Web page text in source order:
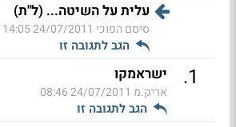
עלית על השיטה... (ל"ת)
סיסם הפוכי 24/07/2011 14:05
הגב לתגובה זו
1
. ישראמקו
אריק.מ 24/07/2011 08:46
הגב לתגובה זו